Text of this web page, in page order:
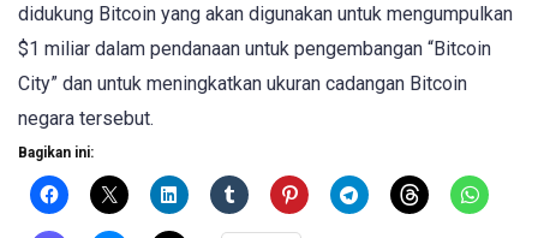
didukung Bitcoin yang akan digunakan untuk mengumpulkan
$1 miliar dalam pendanaan untuk pengembangan “Bitcoin
City” dan untuk meningkatkan ukuran cadangan Bitcoin
negara tersebut.
Bagikan ini: